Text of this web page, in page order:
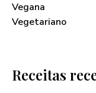
Vegana
Vegetariano
Receitas